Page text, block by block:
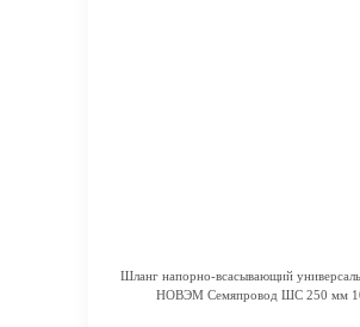
Шланг напорно-всасывающий
НОВЭМ Семяпровод ШС 250 мм